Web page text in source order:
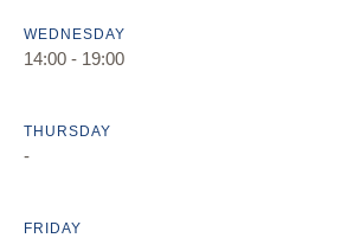
WEDNESDAY
14:00 - 19:00
THURSDAY
-
FRIDAY